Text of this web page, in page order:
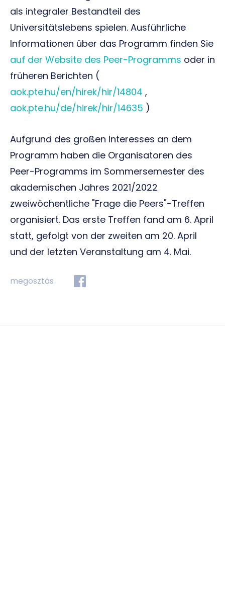
als integraler Bestandteil des
Universitätslebens spielen. Ausführliche
Informationen über das Programm finden Sie
auf der Website des Peer-Programms oder in
früheren Berichten (
aok.pte.hu/en/hirek/hir/14804 ,
aok.pte.hu/de/hirek/hir/14635 )
Aufgrund des großen Interesses an dem
Programm haben die Organisatoren des
Peer-Programms im Sommersemester des
akademischen Jahres 2021/2022
zweiwöchentliche "Frage die Peers"-Treffen
organisiert. Das erste Treffen fand am 6. April
statt, gefolgt von der zweiten am 20. April
und der letzten Veranstaltung am 4. Mai.
megosztás